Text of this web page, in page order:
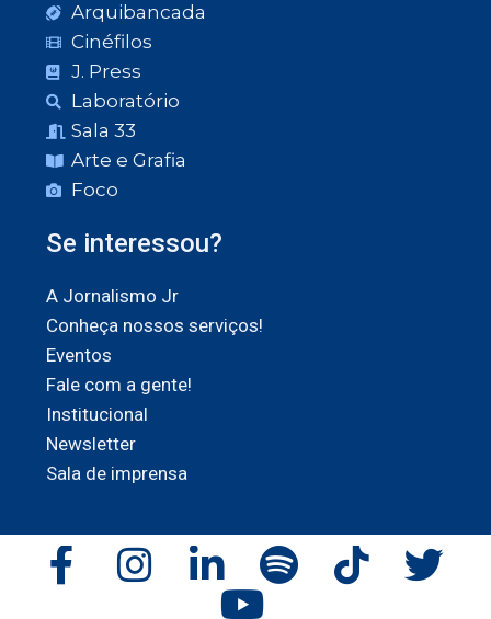
Arquibancada
Cinéfilos
J. Press
Laboratório
Sala 33
Arte e Grafia
Foco
Se interessou?
A Jornalismo Jr
Conheça nossos serviços!
Eventos
Fale com a gente!
Institucional
Newsletter
Sala de imprensa